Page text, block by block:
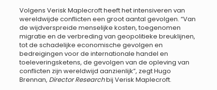
Volgens Verisk Maplecroft heeft het intensiveren van
wereldwijde conflicten een groot aantal gevolgen. “Van
de wijdverspreide menselijke kosten, toegenomen
migratie en de verbreding van geopolitieke breuklijnen,
tot de schadelijke economische gevolgen en
bedreigingen voor de internationale handel en
toeleveringsketens, de gevolgen van de opleving van
conflicten zijn wereldwijd aanzienlijk”, zegt Hugo
Brennan, Director Researchbij Verisk Maplecroft.